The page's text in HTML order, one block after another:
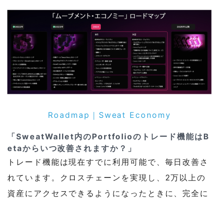
Roadmap｜Sweat Economy
「SweatWallet内のPortfolioのトレード機能はB
etaからいつ改善されますか？」
トレード機能は現在すでに利用可能で、毎日改善さ
れています。クロスチェーンを実現し、2万以上の
資産にアクセスできるようになったときに、完全に